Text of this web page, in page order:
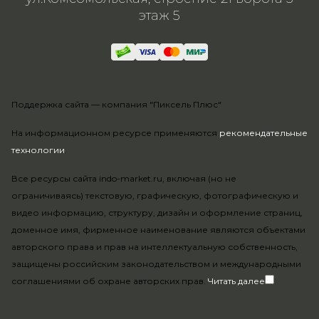
На информационном ресурсе применяются рекомендательные
технологии.
Все ресурсы сайта indo-market.ru, включая (но не
ограничиваясь) текстовую, графическую, фотографическую и
видео информацию, структуру, дизайн и оформление страниц,
доменное имя, фирменное наименование являются объектами
авторского права и прав на интеллектуальную собственность,
защищены российским законодательством и международными
соглашениями об охране авторских прав. Читать далее
этаж 5
Поддержка сайта — компания "Пиксель Плюс"